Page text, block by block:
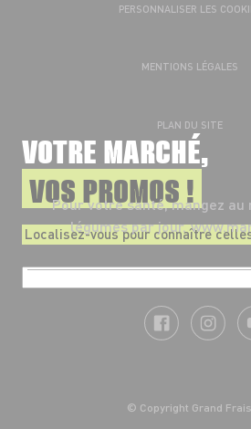
VOTRE MARCHÉ,
VOS PROMOS !
Localisez-vous pour connaître
PERSONNALISER LES
MENTIONS LÉGALES
PLAN DU SITE
Pour votre santé, mangez
légumes par jour.
© Copyright Grand